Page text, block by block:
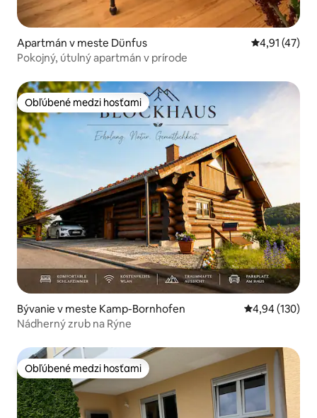
Apartmán v meste Dünfus Priemerné
4,91 (47)
Pokojný, útulný apartmán v prírode
Obľúbené medzi hosťami
Obľúbené medzi hosťami
Bývanie v meste Kamp-Bornhofen Priemerné
4,94 (130)
Nádherný zrub na Rýne
Obľúbené medzi hosťami
Obľúbené medzi hosťami